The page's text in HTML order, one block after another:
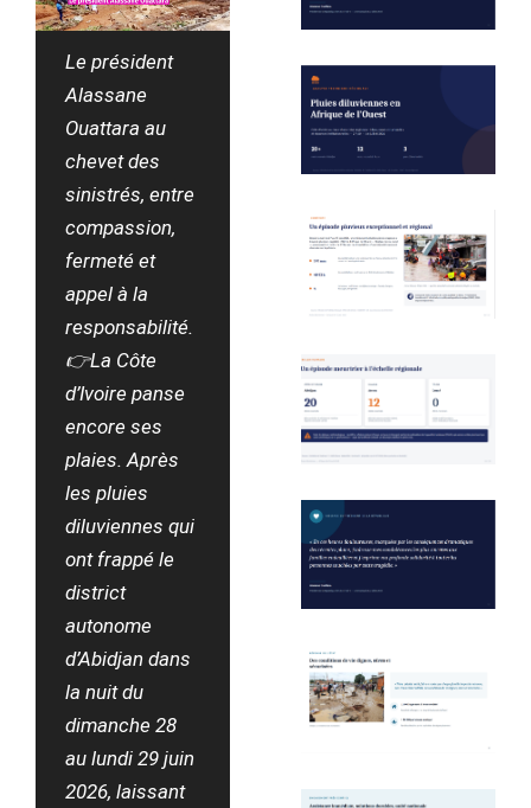
Le président
Alassane
Ouattara au
chevet des
sinistrés, entre
compassion,
fermeté et
appel à la
responsabilité.
👉La Côte
d’Ivoire panse
encore ses
plaies. Après
les pluies
diluviennes qui
ont frappé le
district
autonome
d’Abidjan dans
la nuit du
dimanche 28
au lundi 29 juin
2026, laissant